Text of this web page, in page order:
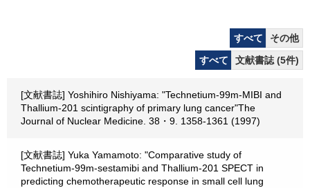
すべて
その他
すべて
文献書誌 (5件)
[文献書誌] Yoshihiro Nishiyama: "Technetium-99m-MIBI and
Thallium-201 scintigraphy of primary lung cancer"The
Journal of Nuclear Medicine. 38・9. 1358-1361 (1997)
[文献書誌] Yuka Yamamoto: "Comparative study of
Technetium-99m-sestamibi and Thallium-201 SPECT in
predicting chemotherapeutic response in small cell lung